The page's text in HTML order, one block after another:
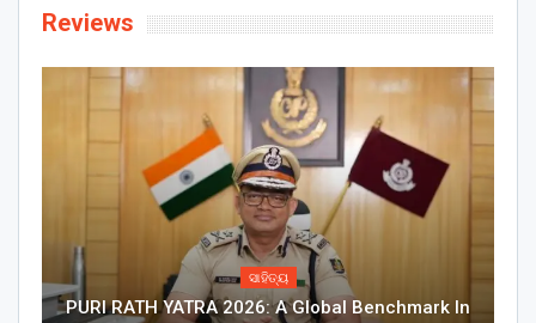
Reviews
ସାହିତ୍ୟ
PURI RATH YATRA 2026: A Global Benchmark In